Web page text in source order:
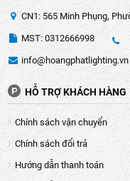
CN1: 565 Minh Phụng,
MST: 0312666998
info@hoangphatlighting.vn
HỖ TRỢ KHÁCH HÀNG
Chính sách vận chuyển
Chính sách đổi trả
Hướng dẫn thanh toán